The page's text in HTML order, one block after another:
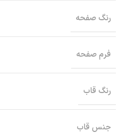
رنگ صفحه
فرم صفحه
رنگ قاب
جنس قاب